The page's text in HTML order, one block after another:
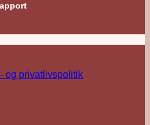
og privatlivspolitik